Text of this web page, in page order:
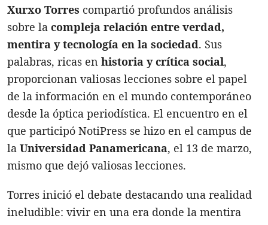
Xurxo Torres compartió profundos análisis
sobre la compleja relación entre verdad,
mentira y tecnología en la sociedad. Sus
palabras, ricas en historia y crítica social,
proporcionan valiosas lecciones sobre el papel
de la información en el mundo contemporáneo
desde la óptica periodística. El encuentro en el
que participó NotiPress se hizo en el campus de
la Universidad Panamericana, el 13 de marzo,
mismo que dejó valiosas lecciones.
Torres inició el debate destacando una realidad
ineludible: vivir en una era donde la mentira